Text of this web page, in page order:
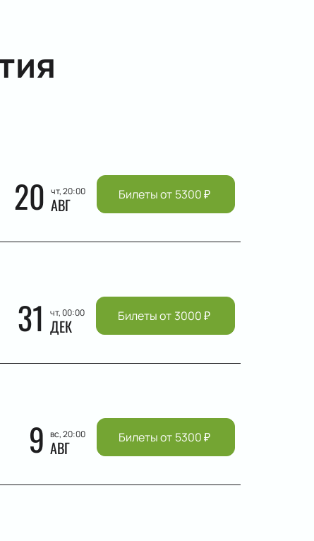
20 чт, 20:00
АВГ Билеты от 5300₽
31 чт, 00:00
ДЕК Билеты от 3000₽
9 вс, 20:00
АВГ Билеты от 5300₽